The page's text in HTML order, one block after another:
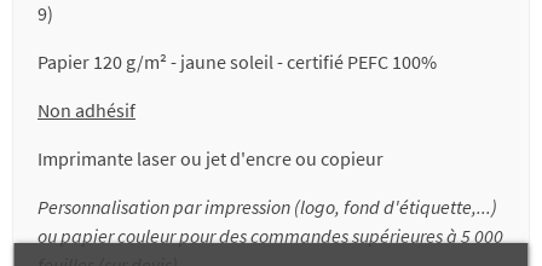
9)
Papier 120 g/m² - jaune soleil - certifié PEFC 100%
Non adhésif
Imprimante laser ou jet d'encre ou copieur
Personnalisation par impression (logo, fond d'étiquette,...)
ou papier couleur pour des commandes supérieures à 5 000